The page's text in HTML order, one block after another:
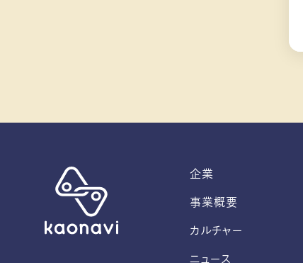
企業
事業概要
カルチャー